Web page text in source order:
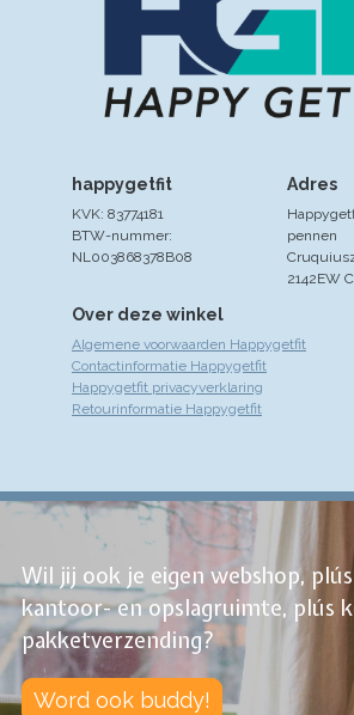
Over deze winkel
Algemene voorwaarden Happygetfit
Contactinformatie Happygetfit
Happygetfit privacyverklaring
Retourinformatie Happygetfit
Adres
pennen
2142EW
happygetfit
KVK: 83774181
BTW-nummer:
NL003868378B08
Wil jij ook je eigen webshop,
kantoor- en opslagruimte, plús
pakketverzending?
Word ook buddy!